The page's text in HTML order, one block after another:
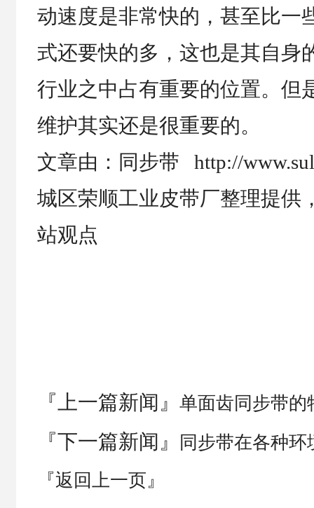
动速度是非常快的，甚至比一
式还要快的多，这也是其自身
行业之中占有重要的位置。但
维护其实还是很重要的。
文章由：同步带 http://
城区荣顺工业皮带厂整理提供
站观点
『上一篇新闻』 单面齿同步带的
『下一篇新闻』
同步带在各种
『返回上一页』